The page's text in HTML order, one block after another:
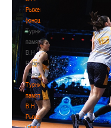
Рыженкова
(юноши)
Турнир
памяти
В.Н.
Рыженкова
(юноши)
Турнир
памяти
В.Н.
Рыженкова